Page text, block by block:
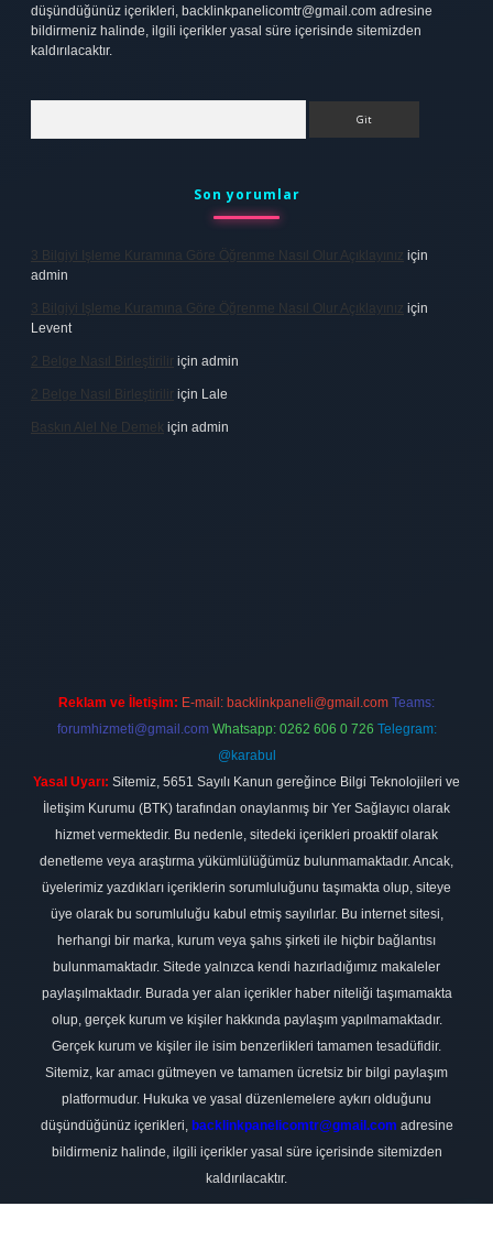
düşündüğünüz içerikleri, backlinkpanelicomtr@gmail.com adresine
bildirmeniz halinde, ilgili içerikler yasal süre içerisinde sitemizden
kaldırılacaktır.
Son yorumlar
3 Bilgiyi Işleme Kuramına Göre Öğrenme Nasıl Olur Açıklayınız için
admin
3 Bilgiyi Işleme Kuramına Göre Öğrenme Nasıl Olur Açıklayınız için
Levent
2 Belge Nasıl Birleştirilir için admin
2 Belge Nasıl Birleştirilir için Lale
Baskın Alel Ne Demek için admin
Reklam ve İletişim: E-mail: backlinkpaneli@gmail.com Teams:
forumhizmeti@gmail.com Whatsapp: 0262 606 0 726 Telegram:
@karabul
Yasal Uyarı: Sitemiz, 5651 Sayılı Kanun gereğince Bilgi Teknolojileri ve
İletişim Kurumu (BTK) tarafından onaylanmış bir Yer Sağlayıcı olarak
hizmet vermektedir. Bu nedenle, sitedeki içerikleri proaktif olarak
denetleme veya araştırma yükümlülüğümüz bulunmamaktadır. Ancak,
üyelerimiz yazdıkları içeriklerin sorumluluğunu taşımakta olup, siteye
üye olarak bu sorumluluğu kabul etmiş sayılırlar. Bu internet sitesi,
herhangi bir marka, kurum veya şahıs şirketi ile hiçbir bağlantısı
bulunmamaktadır. Sitede yalnızca kendi hazırladığımız makaleler
paylaşılmaktadır. Burada yer alan içerikler haber niteliği taşımamakta
olup, gerçek kurum ve kişiler hakkında paylaşım yapılmamaktadır.
Gerçek kurum ve kişiler ile isim benzerlikleri tamamen tesadüfidir.
Sitemiz, kar amacı gütmeyen ve tamamen ücretsiz bir bilgi paylaşım
platformudur. Hukuka ve yasal düzenlemelere aykırı olduğunu
düşündüğünüz içerikleri, backlinkpanelicomtr@gmail.com adresine
bildirmeniz halinde, ilgili içerikler yasal süre içerisinde sitemizden
kaldırılacaktır.